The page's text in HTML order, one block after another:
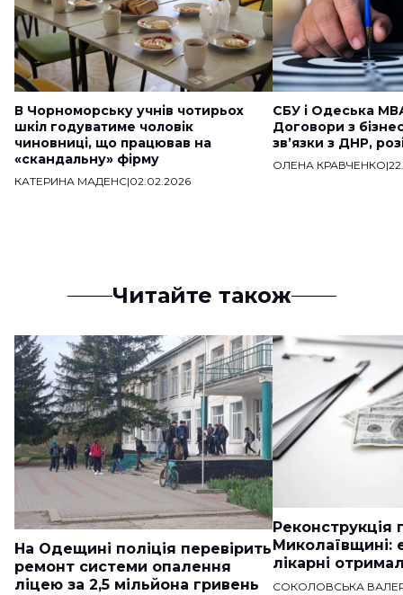
В Чорноморську учнів чотирьох
шкіл годуватиме чоловік
чиновниці, що працював на
«скандальну» фірму
КАТЕРИНА МАДЕНС|02.02.2026
СБУ і Одеська
Договори з
звʼязки з ДНР,
ОЛЕНА КРАВЧЕНКО|
Читайте також
На Одещині поліція перевірить
ремонт системи опалення
ліцею за 2,5 мільйона гривень
Реконструкція
Миколаївщині:
лікарні
СОКОЛОВСЬКА